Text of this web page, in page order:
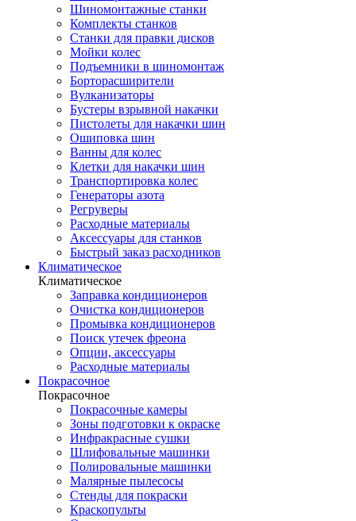
Шиномонтажные станки
Комплекты станков
Станки для правки дисков
Мойки колес
Подъемники в шиномонтаж
Борторасширители
Вулканизаторы
Бустеры взрывной накачки
Пистолеты для накачки шин
Ошиповка шин
Ванны для колес
Клетки для накачки шин
Транспортировка колес
Генераторы азота
Регруверы
Расходные материалы
Аксессуары для станков
Быстрый заказ расходников
Климатическое
Климатическое
Заправка кондиционеров
Очистка кондиционеров
Промывка кондиционеров
Поиск утечек фреона
Опции, аксессуары
Расходные материалы
Покрасочное
Покрасочное
Покрасочные камеры
Зоны подготовки к окраске
Инфракрасные сушки
Шлифовальные машинки
Полировальные машинки
Малярные пылесосы
Стенды для покраски
Краскопульты